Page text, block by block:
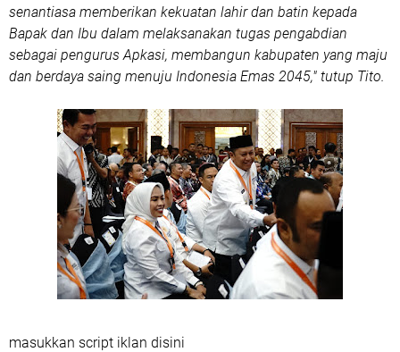
senantiasa memberikan kekuatan lahir dan batin kepada
Bapak dan Ibu dalam melaksanakan tugas pengabdian
sebagai pengurus Apkasi, membangun kabupaten yang maju
dan berdaya saing menuju Indonesia Emas 2045," tutup Tito.
masukkan script iklan disini